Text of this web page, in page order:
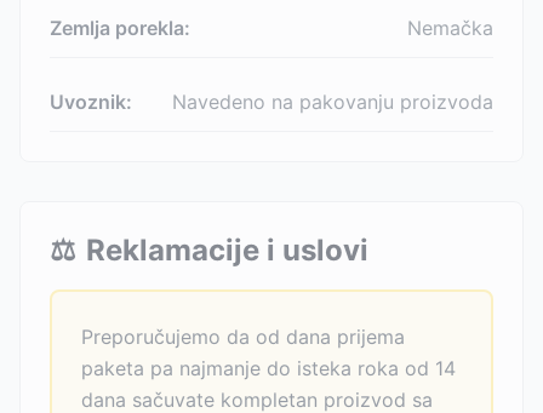
Zemlja porekla: Nemačka
Uvoznik: Navedeno na pakovanju proizvoda
⚖️ Reklamacije i uslovi
Preporučujemo da od dana prijema
paketa pa najmanje do isteka roka od 14
dana sačuvate kompletan proizvod sa